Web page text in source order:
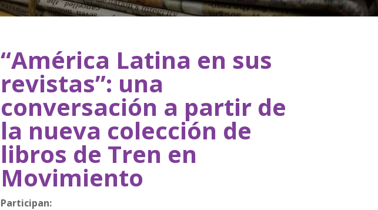
“América Latina en sus
revistas”: una
conversación a partir de
la nueva colección de
libros de Tren en
Movimiento
Participan: